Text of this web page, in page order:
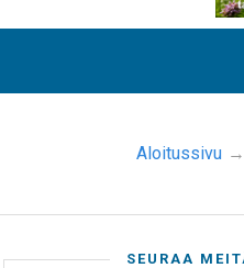
Aloitussivu →
SEURAA